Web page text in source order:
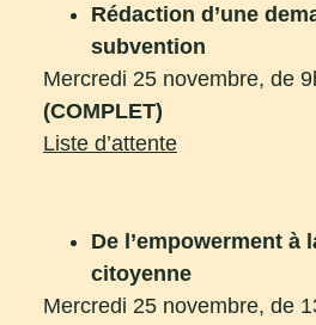
Rédaction d’une
subvention
Mercredi 25 novembre, de
(COMPLET)
Liste d’attente
De l’empowerment à
citoyenne
Mercredi 25 novembre, de